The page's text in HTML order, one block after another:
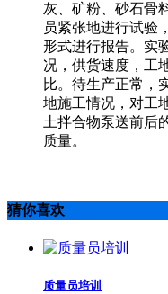
灰、矿粉、砂石骨
员紧张地进行试验
形式进行报告。实
况，供货速度，工
比。待生产正常，
地施工情况，对工
土拌合物泵送前后
质量。
猜你喜欢
质量员培训